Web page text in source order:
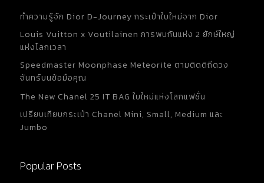
ทำความรู้จัก Dior D-Journey กระเป๋าใบใหม่จาก Dior
Louis Vuitton x Voutilainen การพบกันแห่ง 2 ยักษ์ใหญ่
แห่งโลกเวลา
Speedmaster Moonphase Meteorite ตามติดดิถีดวง
จันทร์บนข้อมือคุณ
The New Chanel 25 IT BAG ใบใหม่แห่งโลกแฟชั่น
เปรียบเทียบกระเป๋า Chanel Mini, Small, Medium และ
Jumbo
Popular Posts